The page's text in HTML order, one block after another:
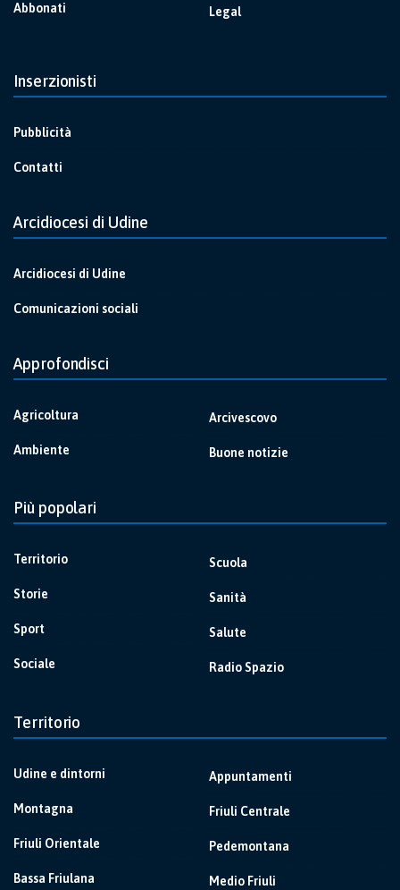
Abbonati Legal
Inserzionisti
Pubblicità
Contatti
Arcidiocesi di Udine
Arcidiocesi di Udine
Comunicazioni sociali
Approfondisci
Agricoltura
Ambiente
Arcivescovo
Buone notizie
Più popolari
Territorio
Storie
Sport
Sociale
Scuola
Sanità
Salute
Radio Spazio
Territorio
Udine e dintorni
Montagna
Friuli Orientale
Bassa Friulana
Appuntamenti
Friuli Centrale
Pedemontana
Medio Friuli